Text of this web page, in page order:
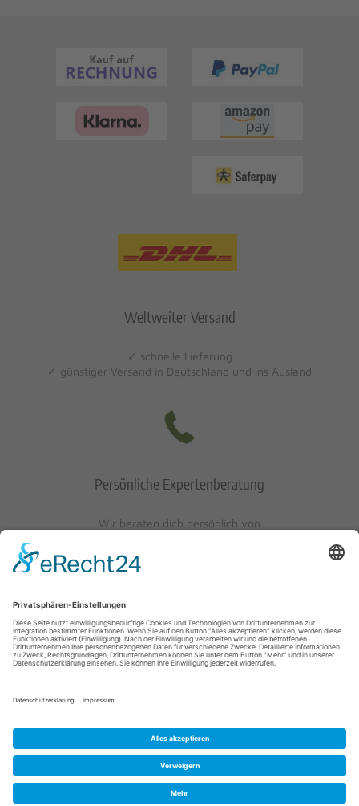
Weltweiter Versand
✓ schnelle Lieferung
✓ günstiger Versand in Deutschland und ins Ausland
Persönliche Expertenberatung
Wir beraten dich persönlich von
0621/405401-10
© 2023 Schuh-Keller KG | Wredestraße 10 | D-67059
Ludwigshafen/Rhein | info@schuh-keller.de | Tel. 0621/405401-10